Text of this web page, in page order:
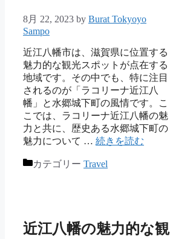
8月 22, 2023 by Burat Tokyoyo
Sampo
近江八幡市は、滋賀県に位置する
魅力的な観光スポットが点在する
地域です。その中でも、特に注目
されるのが「ラコリーナ近江八
幡」と水郷城下町の風情です。こ
こでは、ラコリーナ近江八幡の魅
力と共に、歴史ある水郷城下町の
魅力について … 続きを読む
カテゴリー Travel
近江八幡の魅力的な観